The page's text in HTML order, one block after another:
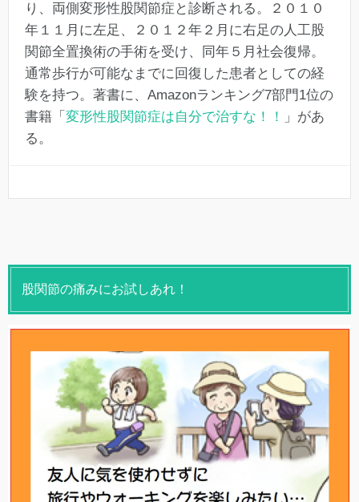
り、両側変形性股関節症と診断される。２０１０
年１１月に左足、２０１２年２月に右足の人工股
関節全置換術の手術を受け、同年５月社会復帰。
通常歩行が可能なまでに回復した患者としての経
験を持つ。著書に、Amazonランキング7部門1位の
書籍「 変形性股関節症は自分で治すな！！
」があ
る。
股関節の痛みにお試しあれ！